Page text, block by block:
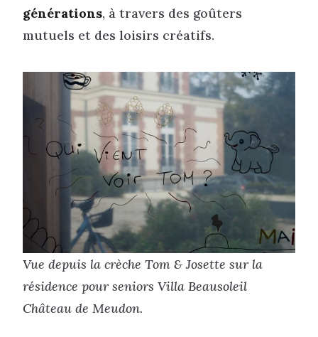
générations, à travers des goûters
mutuels et des loisirs créatifs.
Vue depuis la crèche Tom & Josette sur la
résidence pour seniors Villa Beausoleil
Château de Meudon.